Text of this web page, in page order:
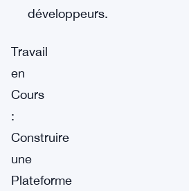
développeurs.
Travail
en
Cours
:
Construire
une
Plateforme